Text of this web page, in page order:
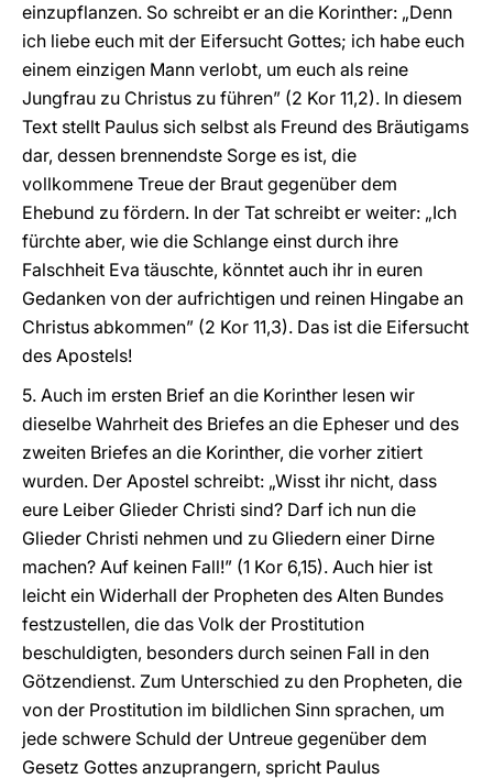
einzupflanzen. So schreibt er an die Korinther: „Denn
ich liebe euch mit der Eifersucht Gottes; ich habe euch
einem einzigen Mann verlobt, um euch als reine
Jungfrau zu Christus zu führen” (2 Kor 11,2). In diesem
Text stellt Paulus sich selbst als Freund des Bräutigams
dar, dessen brennendste Sorge es ist, die
vollkommene Treue der Braut gegenüber dem
Ehebund zu fördern. In der Tat schreibt er weiter: „Ich
fürchte aber, wie die Schlange einst durch ihre
Falschheit Eva täuschte, könntet auch ihr in euren
Gedanken von der aufrichtigen und reinen Hingabe an
Christus abkommen” (2 Kor 11,3). Das ist die Eifersucht
des Apostels!
5. Auch im ersten Brief an die Korinther lesen wir
dieselbe Wahrheit des Briefes an die Epheser und des
zweiten Briefes an die Korinther, die vorher zitiert
wurden. Der Apostel schreibt: „Wisst ihr nicht, dass
eure Leiber Glieder Christi sind? Darf ich nun die
Glieder Christi nehmen und zu Gliedern einer Dirne
machen? Auf keinen Fall!” (1 Kor 6,15). Auch hier ist
leicht ein Widerhall der Propheten des Alten Bundes
festzustellen, die das Volk der Prostitution
beschuldigten, besonders durch seinen Fall in den
Götzendienst. Zum Unterschied zu den Propheten, die
von der Prostitution im bildlichen Sinn sprachen, um
jede schwere Schuld der Untreue gegenüber dem
Gesetz Gottes anzuprangern, spricht Paulus